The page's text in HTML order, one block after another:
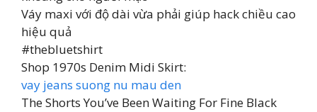
Váy maxi với độ dài vừa phải giúp hack chiều cao
hiệu quả
#thebluetshirt
Shop 1970s Denim Midi Skirt:
vay jeans suong nu mau den
The Shorts You’ve Been Waiting For Fine Black